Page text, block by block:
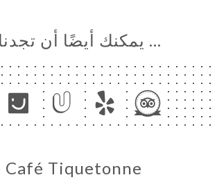
… يمكنك أيضًا أن
Café Tiquetonne